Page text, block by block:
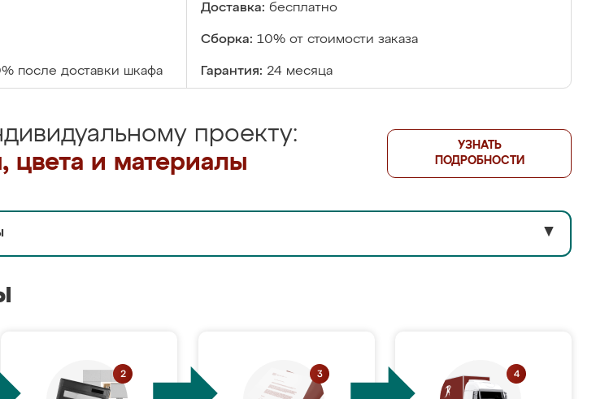
Доставка: бесплатно
Сборка: 10% от стоимости заказа
после доставки шкафа Гарантия: 24 месяца
проекту:
и материалы
УЗНАТЬ
ПОДРОБНОСТИ
▼